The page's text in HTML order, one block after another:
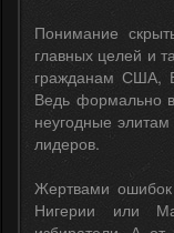
Понимание
главных целей и
гражданам США,
Ведь формально
неугодные
лидеров.
Жертвами
Нигерии или